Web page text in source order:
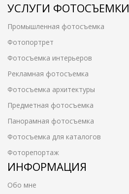
УСЛУГИ ФОТОСЪЕМКИ
Промышленная фотосъемка
Фотопортрет
Фотосъемка интерьеров
Рекламная фотосъемка
Фотосъемка архитектуры
Предметная фотосъемка
Панорамная фотосъемка
Фотосъемка для каталогов
Фоторепортаж
ИНФОРМАЦИЯ
Обо мне